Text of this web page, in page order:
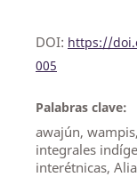
DOI: https://
005
Palabras clave:
awajún,
integrales
interétnicas,